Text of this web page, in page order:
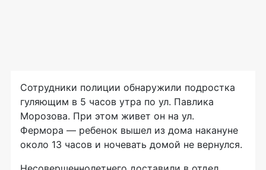
Сотрудники полиции обнаружили подростка
гуляющим в 5 часов утра по ул. Павлика
Морозова. При этом живет он на ул.
Фермора — ребенок вышел из дома накануне
около 13 часов и ночевать домой не вернулся.